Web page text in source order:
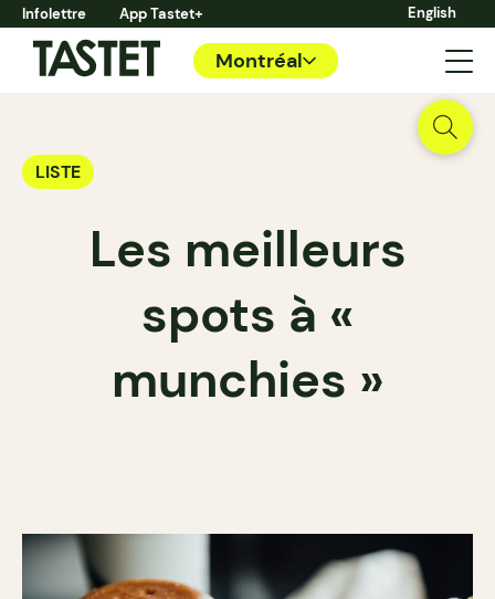
Infolettre App Tastet+ English
Montréal
LISTE
Les meilleurs
spots à «
munchies »